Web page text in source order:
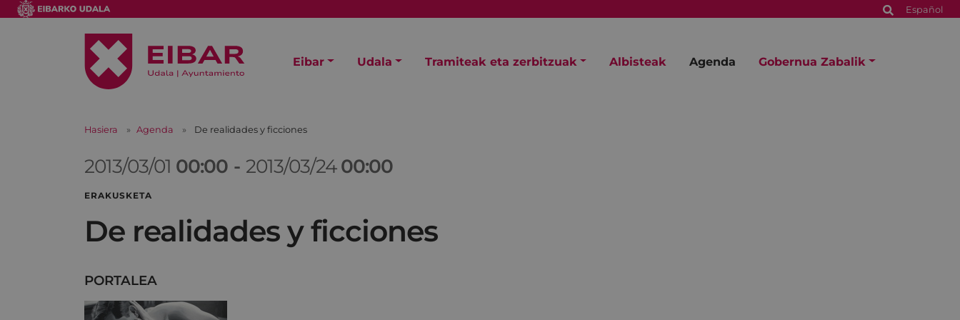
Español
Eibar Udala Tramiteak eta zerbitzuak Albisteak Agenda Gobernua Zabalik
Hasiera Agenda De realidades y ficciones
2013/03/01 00:00 - 2013/03/2400:00
ERAKUSKETA
De realidades y ficciones
PORTALEA